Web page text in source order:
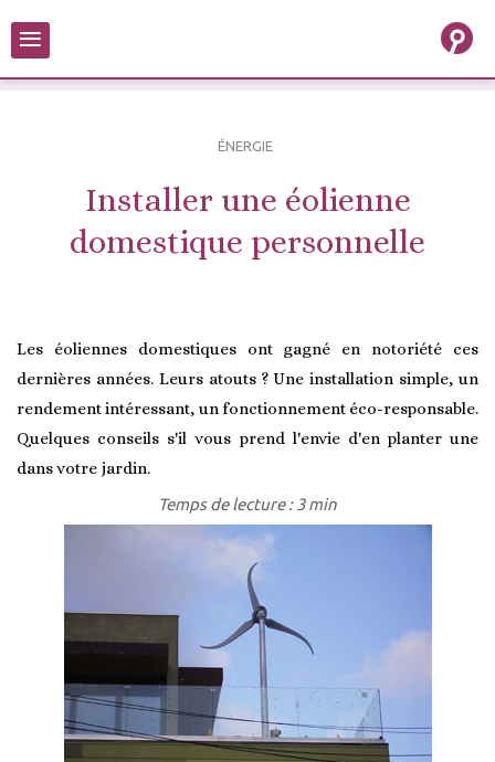
≡
ÉNERGIE
Installer une éolienne
domestique personnelle
Les éoliennes domestiques ont gagné en notoriété ces
dernières années. Leurs atouts ? Une installation simple, un
rendement intéressant, un fonctionnement éco-responsable.
Quelques conseils s'il vous prend l'envie d'en planter une
dans votre jardin.
Temps de lecture : 3 min